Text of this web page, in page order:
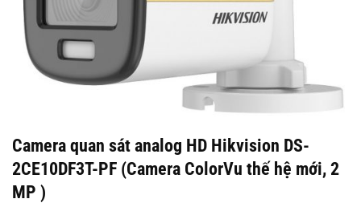
Camera quan sát analog HD Hikvision DS-
2CE10DF3T-PF (Camera ColorVu thế hệ mới, 2
MP )